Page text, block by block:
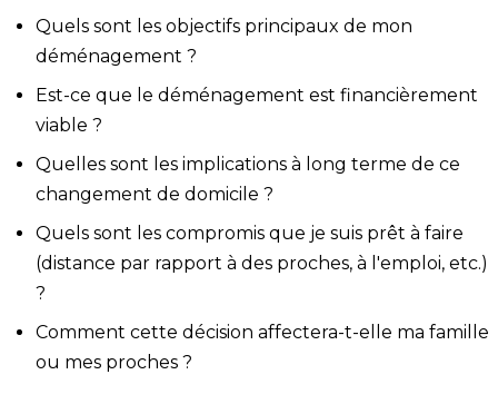
Quels sont les objectifs principaux de mon
déménagement ?
Est-ce que le déménagement est financièrement
viable ?
Quelles sont les implications à long terme de ce
changement de domicile ?
Quels sont les compromis que je suis prêt à faire
(distance par rapport à des proches, à l'emploi, etc.)
?
Comment cette décision affectera-t-elle ma famille
ou mes proches ?